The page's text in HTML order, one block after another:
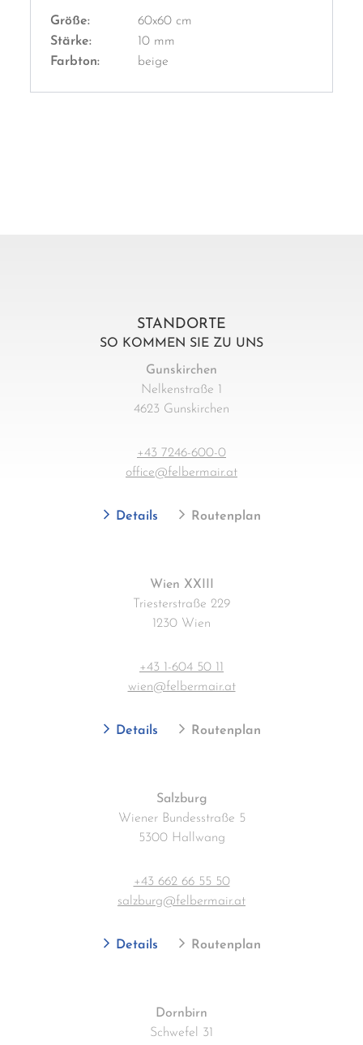
Größe:
60x60 cm
Stärke:
10 mm
Farbton:
beige
STANDORTE
SO KOMMEN SIE ZU UNS
Gunskirchen
Nelkenstraße 1
4623 Gunskirchen
+43 7246-600-0
office@felbermair.at
Details Routenplan
Wien XXIII
Triesterstraße 229
1230 Wien
+43 1-604 50 11
wien@felbermair.at
Details Routenplan
Salzburg
Wiener Bundesstraße 5
5300 Hallwang
+43 662 66 55 50
salzburg@felbermair.at
Details Routenplan
Dornbirn
Schwefel 31